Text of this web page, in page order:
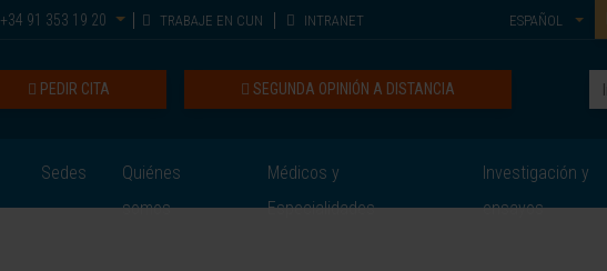
+34 91 353 19 20 TRABAJE EN CUN INTRANET ESPAÑOL
SEGUNDA OPINIÓN A DISTANCIA
PEDIR CITA
Sedes
Quiénes
somos
Médicos y
Especialidades
Investigación y
ensayos